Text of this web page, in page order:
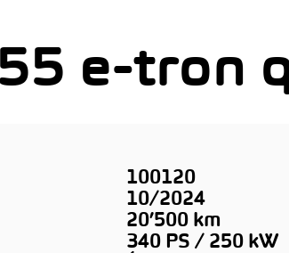
e-tron
100120
10/2024
20’500 km
340 PS / 250 kW